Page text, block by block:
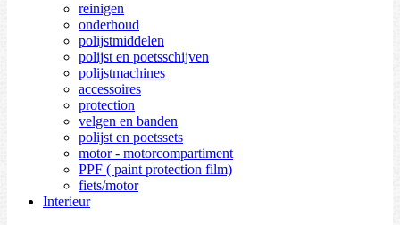
reinigen
onderhoud
polijstmiddelen
polijst en poetsschijven
polijstmachines
accessoires
protection
velgen en banden
polijst en poetssets
motor - motorcompartiment
PPF ( paint protection film)
fiets/motor
Interieur